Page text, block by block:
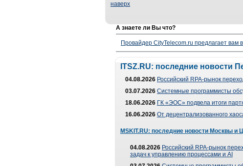
наверх
А знаете ли Вы что?
Провайдер CityTelecom.ru предлагает вам
ITSZ.RU: последние новости
04.08.2026 Российский RPA-рынок
03.07.2026 Системные программисты
18.06.2026 ГК «ЭОС» подвела итоги
16.06.2026 От децентрализованного
MSKIT.RU: последние новости Москвы и
04.08.2026 Российский RPA-рынок
задач к управлению процессами и AI